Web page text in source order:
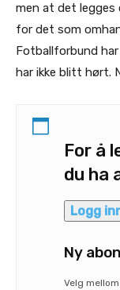
men at det legges
for det som
Fotballforbund
har ikke blitt hørt.
For å
du ha
Logg
Ny
Velg mellom